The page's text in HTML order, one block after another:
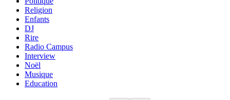
Religion
Enfants
DJ
Rire
Radio Campus
Interview
Noël
Musique
Education